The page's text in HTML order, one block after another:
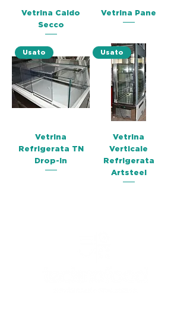
Vetrina Caldo
Secco
Vetrina Pane
Usato
Vetrina
Refrigerata TN
Drop-In
Usato
Vetrina
Verticale
Refrigerata
Artsteel